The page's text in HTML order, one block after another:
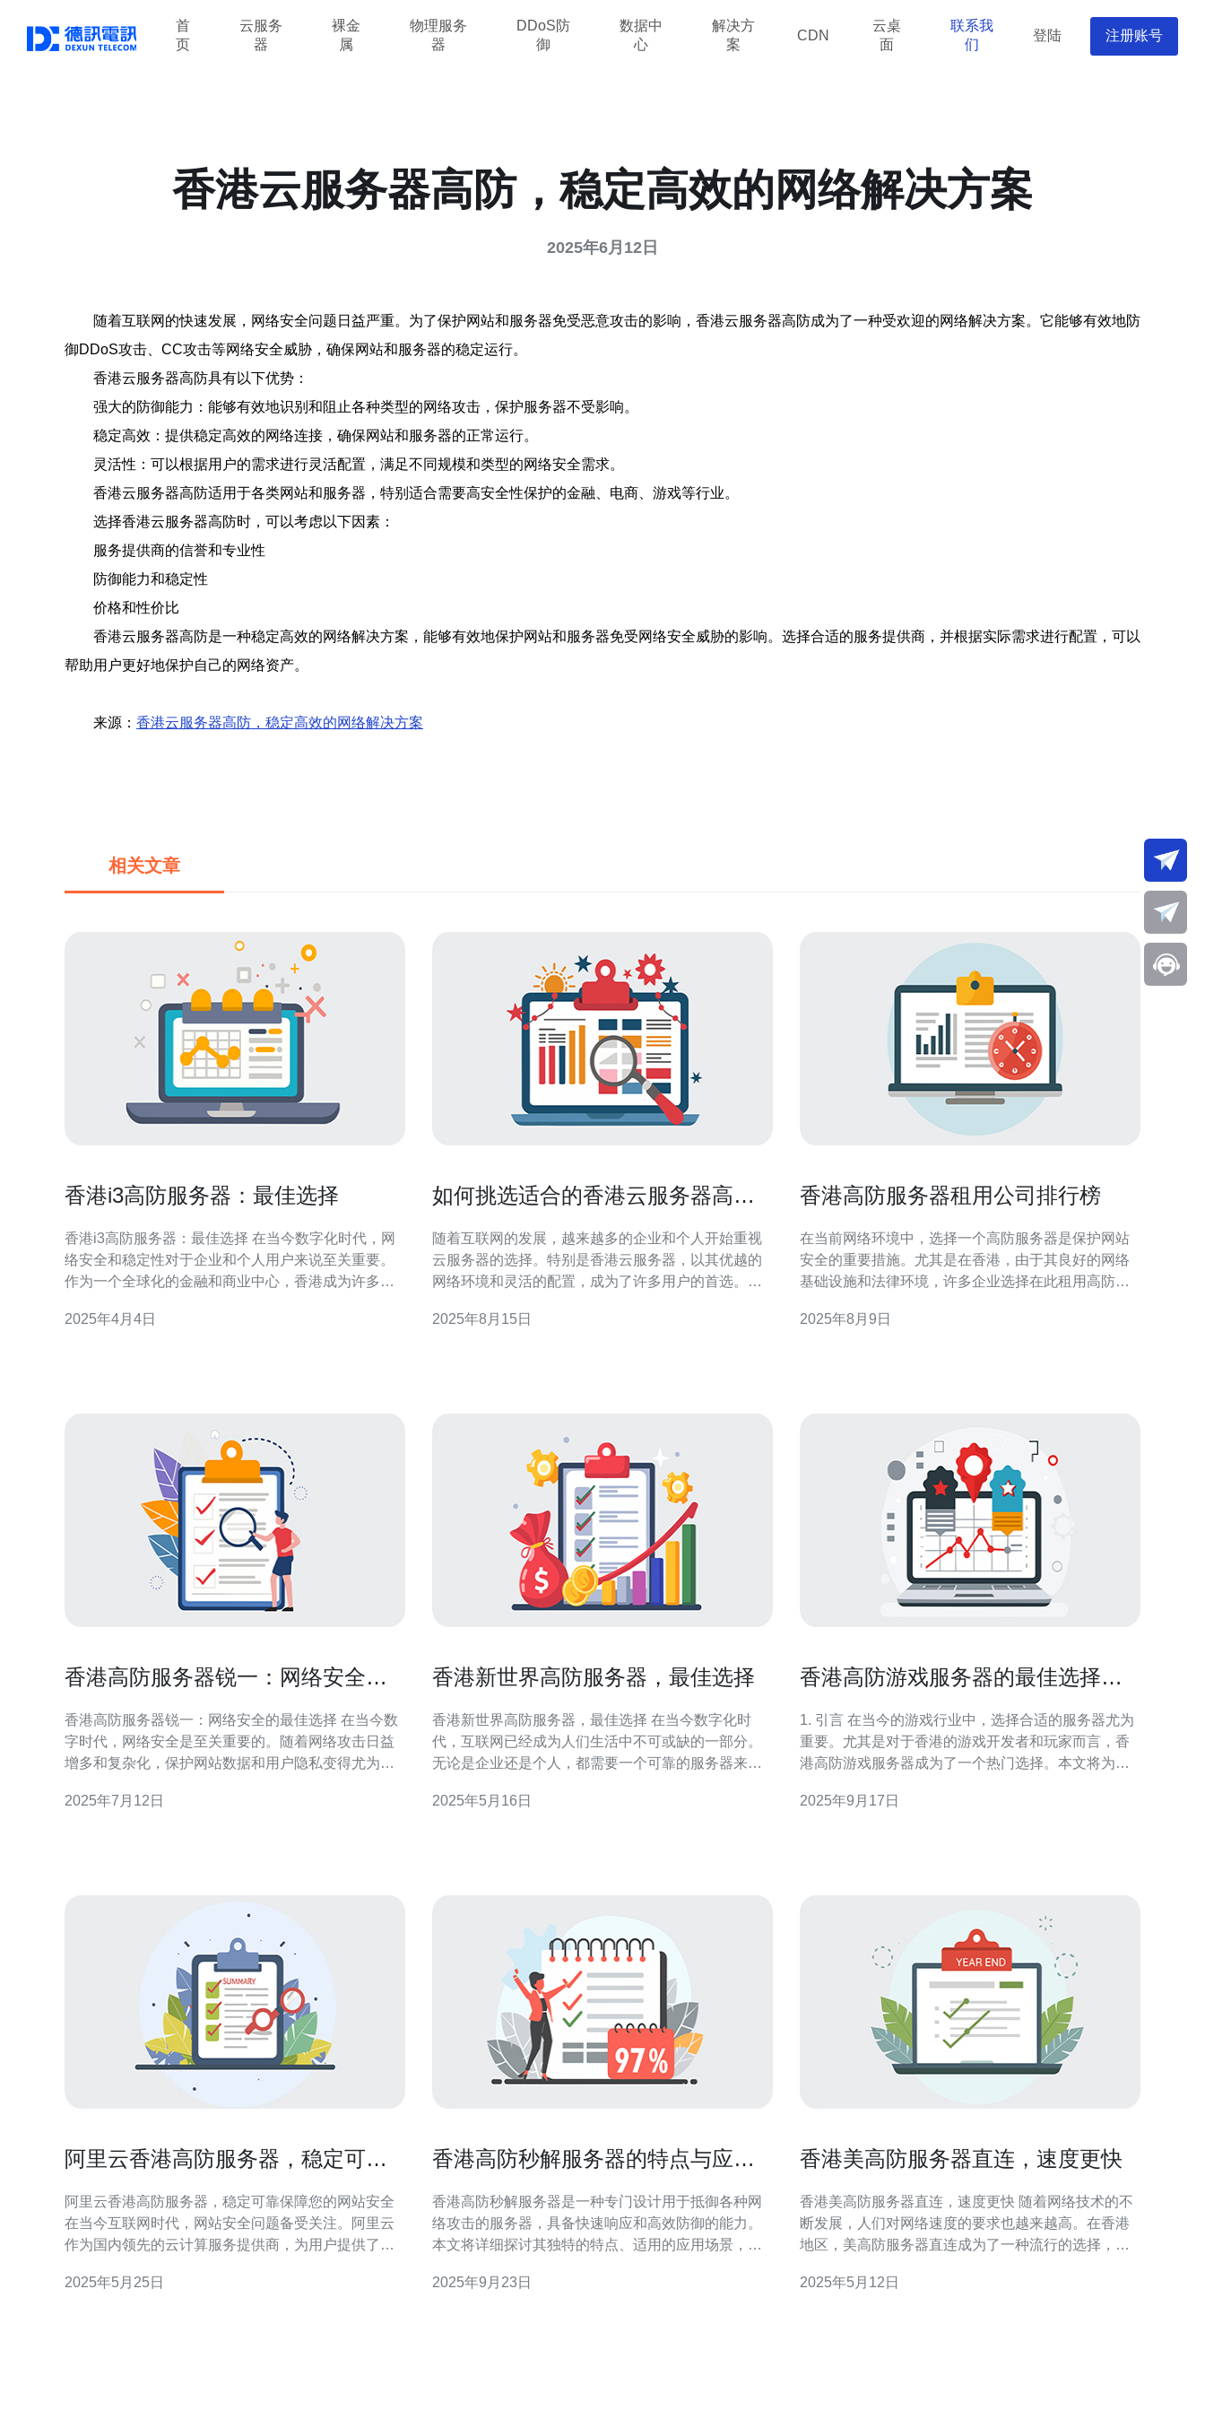
首
页
云服务
器
裸金
属
物理服务
器
DDoS防
御
数据中
心
解决方
案
CDN
云桌
面
联系我
们
登陆 注册账号
香港云服务器高防，稳定高效的网络解决方案
2025年6月12日
随着互联网的快速发展，网络安全问题日益严重。为了保护网站和服务器免受恶意攻击的影响，香港云服务器高防成为了一种受欢迎的网络解决方案。它能够有效地防
御DDoS攻击、CC攻击等网络安全威胁，确保网站和服务器的稳定运行。
香港云服务器高防具有以下优势：
强大的防御能力：能够有效地识别和阻止各种类型的网络攻击，保护服务器不受影响。
稳定高效：提供稳定高效的网络连接，确保网站和服务器的正常运行。
灵活性：可以根据用户的需求进行灵活配置，满足不同规模和类型的网络安全需求。
香港云服务器高防适用于各类网站和服务器，特别适合需要高安全性保护的金融、电商、游戏等行业。
选择香港云服务器高防时，可以考虑以下因素：
服务提供商的信誉和专业性
防御能力和稳定性
价格和性价比
香港云服务器高防是一种稳定高效的网络解决方案，能够有效地保护网站和服务器免受网络安全威胁的影响。选择合适的服务提供商，并根据实际需求进行配置，可以
帮助用户更好地保护自己的网络资产。
来源： 香港云服务器高防，稳定高效的网络解决方案
相关文章
香港i3高防服务器：最佳选择
香港i3高防服务器：最佳选择 在当今数字化时代，网
络安全和稳定性对于企业和个人用户来说至关重要。
作为一个全球化的金融和商业中心，香港成为许多企
港，i3高防服务器被广泛认可为最佳选择。 高防服务
2025年4月4日
如何挑选适合的香港云服务器高防
随着互联网的发展，越来越多的企业和个人开始重视
云服务器的选择。特别是香港云服务器，以其优越的
网络环境和灵活的配置，成为了许多用户的首选。然
己的方案呢？本文将为您提供一些实用的建议与推
2025年8月15日
香港高防服务器租用公司排行榜
在当前网络环境中，选择一个高防服务器是保护网站
安全的重要措施。尤其是在香港，由于其良好的网络
基础设施和法律环境，许多企业选择在此租用高防服
行榜，并详细介绍租用步骤。 在开始之前，我们首先
2025年8月9日
香港高防服务器锐一：网络安全的
香港高防服务器锐一：网络安全的最佳选择 在当今数
字时代，网络安全是至关重要的。随着网络攻击日益
增多和复杂化，保护网站数据和用户隐私变得尤为重
性成为网络安全的最佳选择。 香港高防服务器锐一配
2025年7月12日
香港新世界高防服务器，最佳选择
香港新世界高防服务器，最佳选择 在当今数字化时
代，互联网已经成为人们生活中不可或缺的一部分。
无论是企业还是个人，都需要一个可靠的服务器来承
以其稳定性、安全性和性价比深受用户青睐。 香港新
2025年5月16日
香港高防游戏服务器的最佳选择与
1. 引言 在当今的游戏行业中，选择合适的服务器尤为
重要。尤其是对于香港的游戏开发者和玩家而言，香
港高防游戏服务器成为了一个热门选择。本文将为您
特点及实际应用案例。 2. 什么是高防游戏服务器？ 高
2025年9月17日
阿里云香港高防服务器，稳定可靠
阿里云香港高防服务器，稳定可靠保障您的网站安全
在当今互联网时代，网站安全问题备受关注。阿里云
作为国内领先的云计算服务提供商，为用户提供了香
用户的网站安全。 阿里云的香港高防服务器采用了先
2025年5月25日
香港高防秒解服务器的特点与应用
香港高防秒解服务器是一种专门设计用于抵御各种网
络攻击的服务器，具备快速响应和高效防御的能力。
本文将详细探讨其独特的特点、适用的应用场景，以
的需求。 香港高防秒解服务器有哪些特点？ 香港高防
2025年9月23日
香港美高防服务器直连，速度更快
香港美高防服务器直连，速度更快 随着网络技术的不
断发展，人们对网络速度的要求也越来越高。在香港
地区，美高防服务器直连成为了一种流行的选择，其
器直连的优势以及使用方法。 香港美高防服务器直连
2025年5月12日